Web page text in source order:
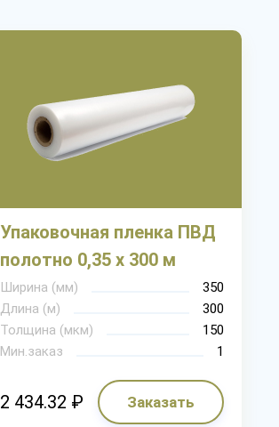
Упаковочная пленка ПВД
полотно 0,35 х 300 м
Ширина (мм)
350
Длина (м)
300
Толщина (мкм)
150
Мин.заказ
1
2 434.32 ₽ Заказать